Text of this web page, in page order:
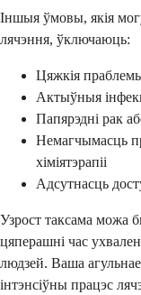
Іншыя ўмовы, якія
лячэння, ўключаюць:
Цяжкія
Актыўныя
Папярэдні рак
Немагчымасць
хіміятэрапіі
Адсутнасць
Узрост таксама можа
цяперашні час
людзей. Ваша агульнае
інтэнсіўны працэс